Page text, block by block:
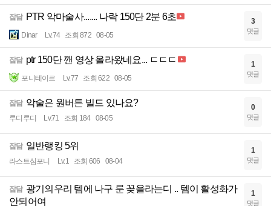
잡담 PTR 악마술사....... 나락 150단 2분 6초
Dinar Lv.74 조회 872 08-05
3
댓글
잡담 ptr 150단 깬 영상 올라왔네요... ㄷㄷㄷ
포니테이르 Lv.77 조회 622 08-05
1
댓글
잡담 악술은 원버튼 빌드 있나요?
루디루디 Lv.71 조회 184 08-05
0
댓글
잡담 일반랭킹 5위
라스트심포니 Lv.1 조회 606 08-04
1
댓글
잡담 광기의우리 템에 나구 룬 꽂을라는디 .. 템이 활성화가
안되어여
1
댓글